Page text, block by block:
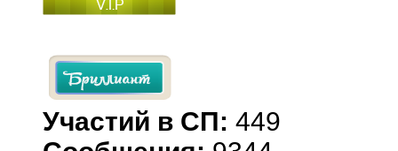
Участий в СП: 449